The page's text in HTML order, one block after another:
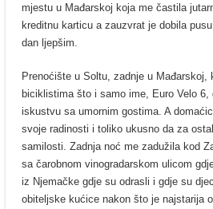
mjestu u Mađarskoj koja me častila
kreditnu karticu a zauzvrat je dobila
dan ljepšim.
Prenoćište u Soltu, zadnje u
biciklistima što i samo ime, Euro Velo
iskustvu sa umornim gostima. A
svoje radinosti i toliko ukusno da za
samilosti. Zadnja noć me zadužila kod
sa čarobnom vinogradarskom ulicom
iz Njemačke gdje su odrasli i gdje su
obiteljske kućice nakon što je najstarija